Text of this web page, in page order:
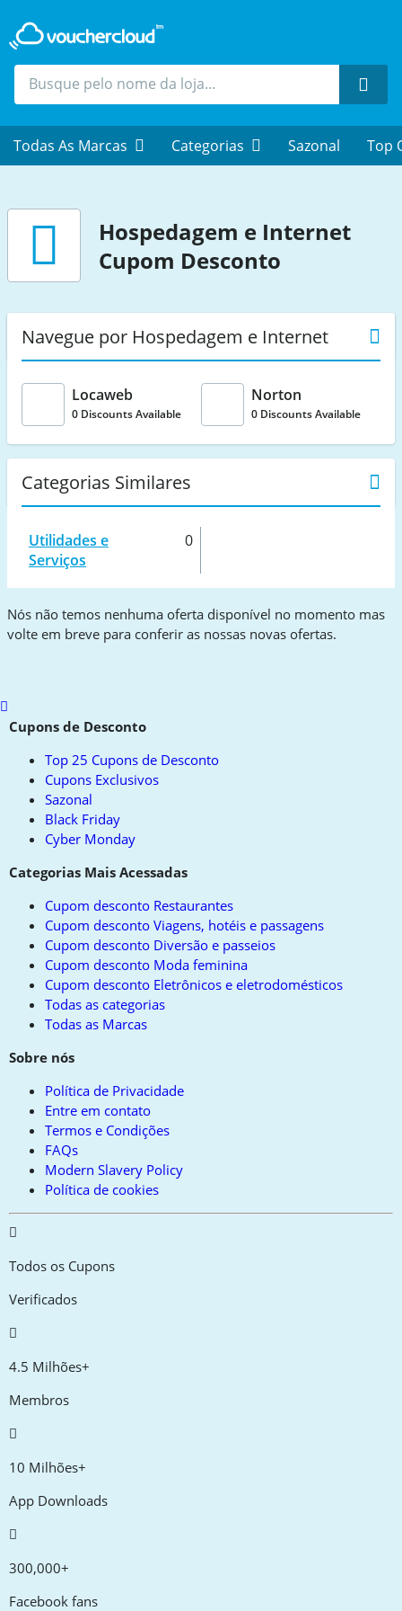
Todas As Marcas Categorias Sazonal Top
Hospedagem e Internet
Cupom Desconto
Navegue por Hospedagem e Internet
Locaweb
0 Discounts Available
Norton
0 Discounts Available
Categorias Similares
Utilidades e
Serviços
0
Nós não temos nenhuma oferta disponível no momento mas
volte em breve para conferir as nossas novas ofertas.
Scroll
toCupons de Desconto
Top 25 Cupons de Desconto
Cupons Exclusivos
Sazonal
Black Friday
Cyber Monday
Categorias Mais Acessadas
Cupom desconto Restaurantes
Cupom desconto Viagens, hotéis e passagens
Cupom desconto Diversão e passeios
Cupom desconto Moda feminina
Cupom desconto Eletrônicos e eletrodomésticos
Todas as categorias
Todas as Marcas
Sobre nós
Política de Privacidade
Entre em contato
Termos e Condições
FAQs
Modern Slavery Policy
Política de cookies
Todos os Cupons
Verificados
4.5 Milhões+
Membros
10 Milhões+
App Downloads
300,000+
Facebook fans